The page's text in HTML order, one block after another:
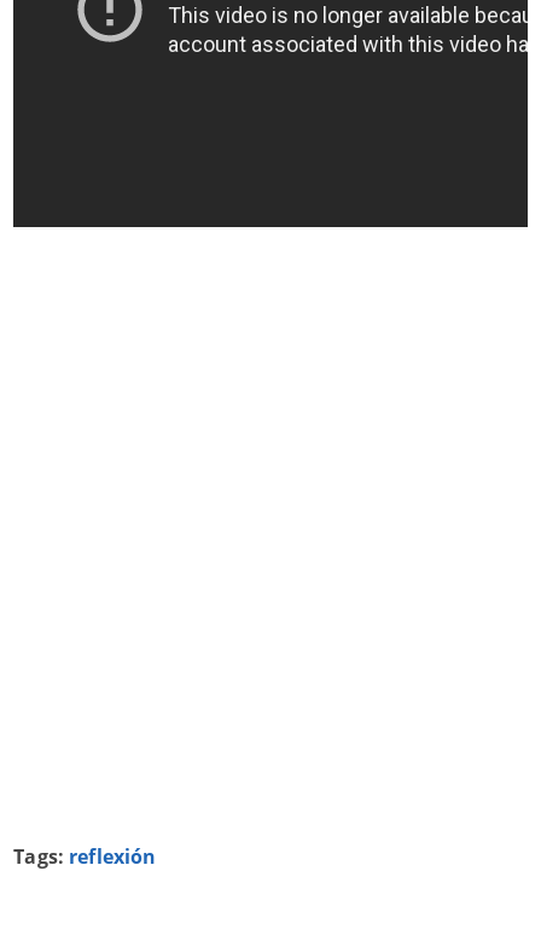
Tags: reflexión